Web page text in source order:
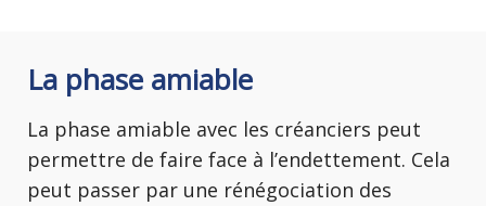
La phase amiable
La phase amiable avec les créanciers peut
permettre de faire face à l’endettement. Cela
peut passer par une rénégociation des